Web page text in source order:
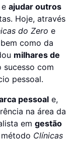
ajudar outros
Hoje, através
do Zero e
como da
milhares de
sucesso com
pessoal.
pessoale,
na área da
em gestão
Clínicas